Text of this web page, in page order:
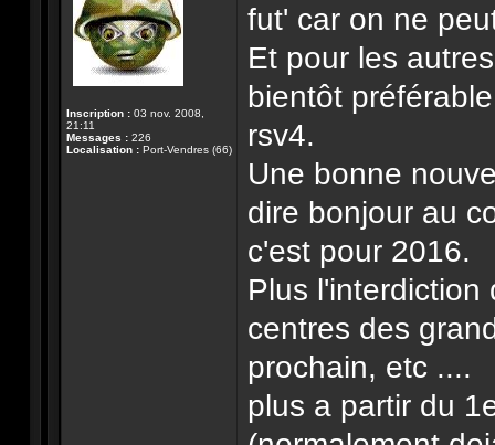
Inscription : 03 nov. 2008,
21:11
Messages : 226
Localisation : Port-Vendres (66)
fut' car on ne
Et pour les
bientôt
rsv4.
Une bonne
dire bonjour au
c'est pour 2016.
Plus
centres des
prochain, etc ....
plus a partir du